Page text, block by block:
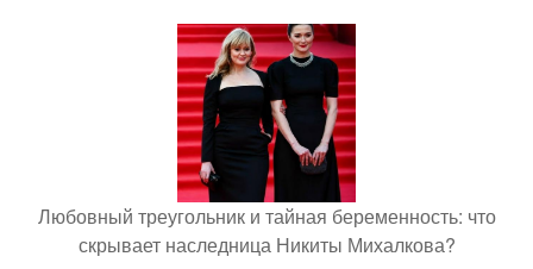
Любовный треугольник и тайная беременность: что
скрывает наследница Никиты Михалкова?